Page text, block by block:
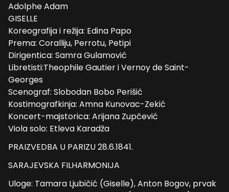
Adolphe Adam
GISELLE
Koreografija i režija: Edina Papo
Prema: Coralliju, Perrotu, Petipi
Dirigentica: Samra Gulamović
Libretisti:Theophile Gautier i Vernoy de Saint-
Georges
Scenograf: Slobodan Bobo Perišić
Kostimografkinja: Amna Kunovac-Zekić
Koncert-majstorica: Arijana Zupčević
Viola solo: Etleva Karadža
PRAIZVEDBA U PARIZU 28.6.1841.
SARAJEVSKA FILHARMONIJA
Uloge: Tamara Ljubičić (Giselle), Anton Bogov, prvak